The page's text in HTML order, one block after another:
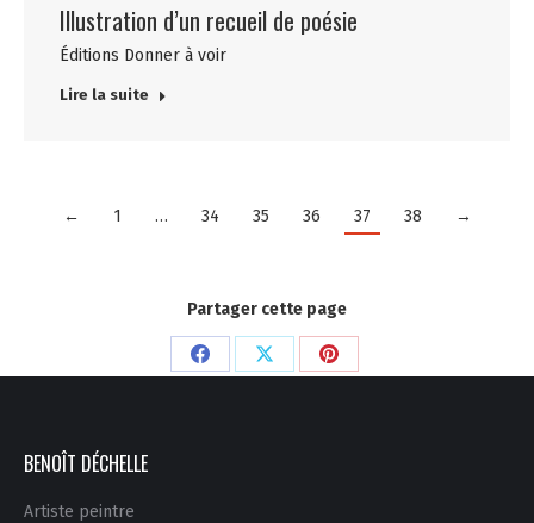
Illustration d’un recueil de poésie
Éditions Donner à voir
Lire la suite
← 1 … 34 35 36 37 38 →
Partager cette page
PartagerPartagerPartager
BENOÎT DÉCHELLE
Artiste peintre